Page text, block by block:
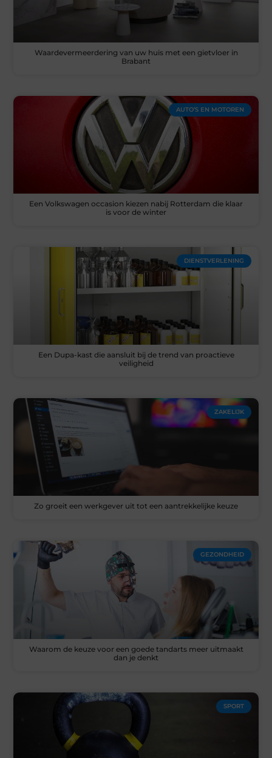
Waardevermeerdering van uw huis met een gietvloer in
Brabant
AUTO’S EN MOTOREN
Een Volkswagen occasion kiezen nabij Rotterdam die klaar
is voor de winter
DIENSTVERLENING
Een Dupa-kast die aansluit bij de trend van proactieve
veiligheid
ZAKELIJK
Zo groeit een werkgever uit tot een aantrekkelijke keuze
GEZONDHEID
Waarom de keuze voor een goede tandarts meer uitmaakt
dan je denkt
SPORT